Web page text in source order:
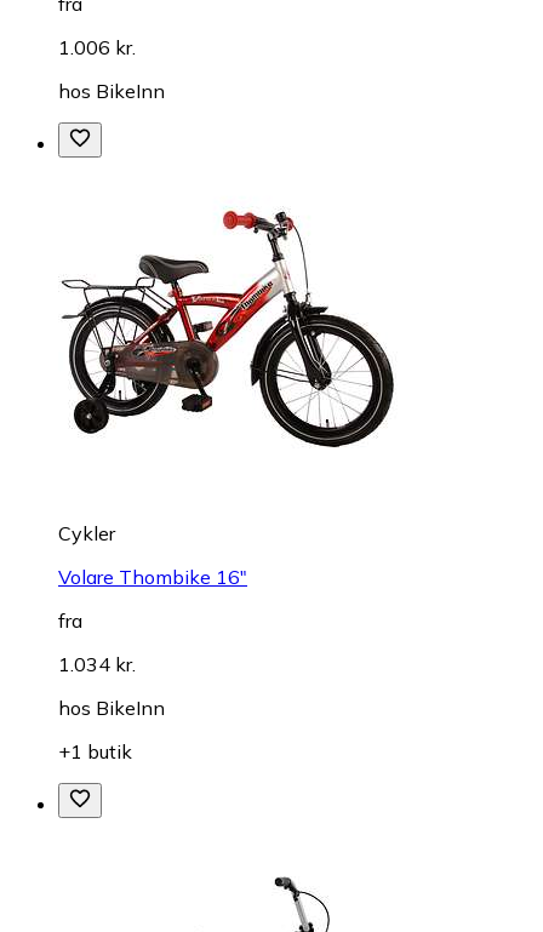
1.006 kr.
hos BikeInn
Cykler
Volare Thombike 16"
fra
1.034 kr.
hos BikeInn
+1 butik